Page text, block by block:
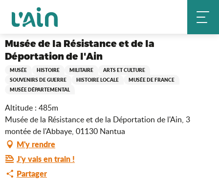
contenu
principal
Accueil Musée de la Résistance et de la Déportation de l'Ain
Musée de la Résistance et de la
Déportation de l'Ain
MUSÉE HISTOIRE MILITAIRE
ARTS ET CULTURE
SOUVENIRS DE GUERRE
HISTOIRE LOCALE
MUSÉE DE FRANCE
MUSÉE DÉPARTEMENTAL
Altitude : 485m
Musée de la Résistance et de la Déportation de l'Ain, 3
montée de l'Abbaye, 01130 Nantua
M'y rendre
J'y vais en train !
Partager